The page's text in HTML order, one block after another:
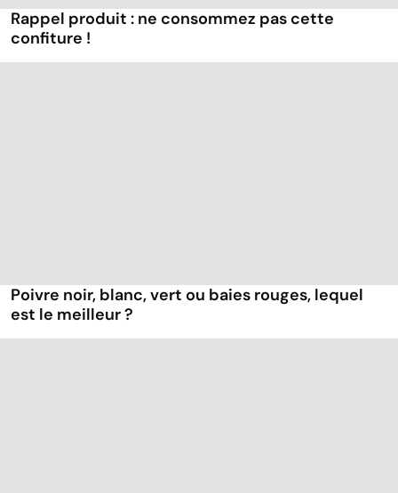
Rappel produit : ne consommez pas cette
confiture !
Poivre noir, blanc, vert ou baies rouges, lequel
est le meilleur ?